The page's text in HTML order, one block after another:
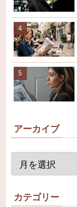
アーカイブ
カテゴリー